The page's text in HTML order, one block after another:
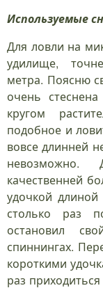
Используемые
Для ловли на
удилище,
метра. Поясню
очень
кругом
подобное и
вовсе длинней
невозможно.
качественней
удочкой
столько раз
остановил
спиннингах.
короткими
раз